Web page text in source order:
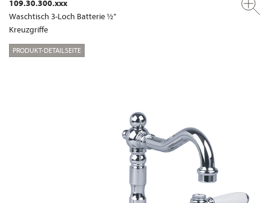
109.30.300.xxx
Waschtisch 3-Loch Batterie ½"
Kreuzgriffe
PRODUKT-DETAILSEITE